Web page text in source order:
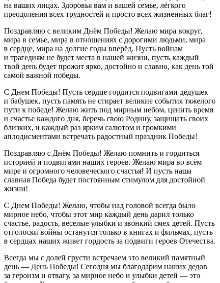
на ваших лицах. Здоровья вам и вашей семье, лёгкого
преодоления всех трудностей и просто всех жизненных благ!
Поздравляю с великим Днём Победы! Желаю мира вокруг,
мира в семье, мира в отношениях с дорогими людьми, мира
в сердце, мира на долгие годы вперёд. Пусть войнам
и трагедиям не будет места в нашей жизни, пусть каждый
твой день будет прожит ярко, достойно и славно, как день той
самой важной победы.
С Днем Победы! Пусть сердце гордится подвигами дедушек
и бабушек, пусть память не стирает великие события тяжелого
пути к победе! Желаю жить под мирным небом, ценить время
и счастье каждого дня, беречь свою Родину, защищать своих
близких, и каждый раз ярким салютом и громкими
аплодисментами встречать радостный праздник Победы!
Поздравляю с Днём Победы! Желаю помнить и гордиться
историей и подвигами наших героев. Желаю мира во всём
мире и огромного человеческого счастья! И пусть наша
славная Победа будет постоянным стимулом для достойной
жизни!
С Днем Победы! Желаю, чтобы над головой всегда было
мирное небо, чтобы этот мир каждый день дарил только
счастье, радость, веселые улыбки и звонкий смех детей. Пусть
отголоски войны останутся только в книгах и фильмах, пусть
в сердцах наших живет гордость за подвиги героев Отечества.
Всегда мы с долей грусти встречаем это великий памятный
день — День Победы! Сегодня мы благодарим наших дедов
за героизм и отвагу, за мирное небо и улыбки детей — это